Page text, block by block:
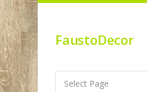
FaustoDecor